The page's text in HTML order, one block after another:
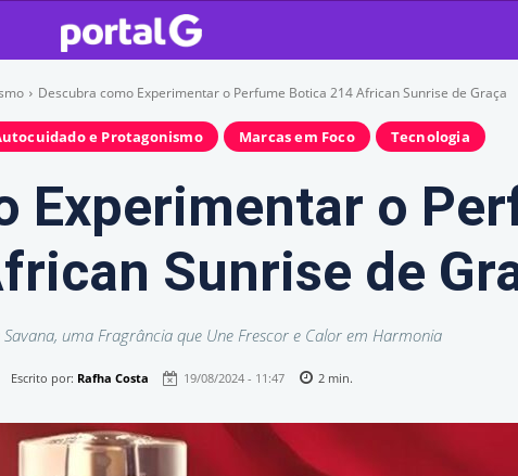
Descubra como Experimentar o Perfume Botica 214 African Sunrise de Graça
e Protagonismo Marcas em Foco Tecnologia
Experimentar o
Sunrise de
uma Fragrância que Une Frescor e Calor em Harmonia
Escrito por: Rafha Costa 19/08/2024 - 11:47 2 min.